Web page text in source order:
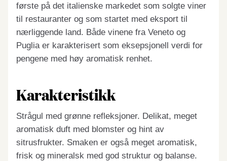
første på det italienske markedet som solgte viner
til restauranter og som startet med eksport til
nærliggende land. Både vinene fra Veneto og
Puglia er karakterisert som eksepsjonell verdi for
pengene med høy aromatisk renhet.
Karakteristikk
Strågul med grønne refleksjoner. Delikat, meget
aromatisk duft med blomster og hint av
sitrusfrukter. Smaken er også meget aromatisk,
frisk og mineralsk med god struktur og balanse.